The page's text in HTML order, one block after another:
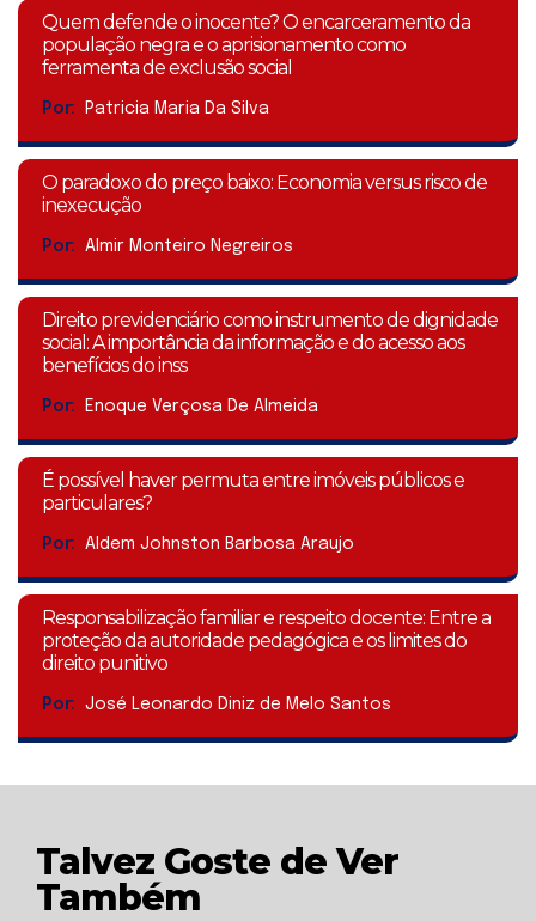
Quem defende o inocente? O encarceramento da
população negra e o aprisionamento como
ferramenta de exclusão social
Por: Patricia Maria Da Silva
O paradoxo do preço baixo: Economia versus risco de
inexecução
Por: Almir Monteiro Negreiros
Direito previdenciário como instrumento de dignidade
social: A importância da informação e do acesso aos
benefícios do inss
Por: Enoque Verçosa De Almeida
É possível haver permuta entre imóveis públicos e
particulares?
Por: Aldem Johnston Barbosa Araujo
Responsabilização familiar e respeito docente: Entre a
proteção da autoridade pedagógica e os limites do
direito punitivo
Por: José Leonardo Diniz de Melo Santos
Talvez Goste de Ver
Também